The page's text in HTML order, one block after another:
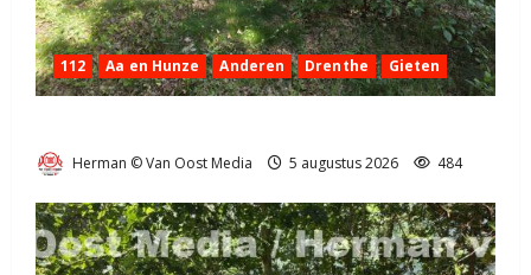
112 Aa en Hunze Anderen Drenthe Gieten
Herman © Van Oost Media 5 augustus 2026 484